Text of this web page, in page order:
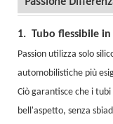
1. Tubo flessibile
Passion utilizza solo
automobilistiche più
Ciò garantisce che i
bell'aspetto, senza